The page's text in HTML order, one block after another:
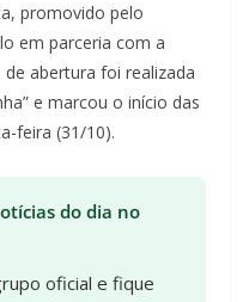
promovido pelo
em parceria com a
abertura foi realizada
e marcou o início das
feira (31/10).
do dia no
oficial e fique